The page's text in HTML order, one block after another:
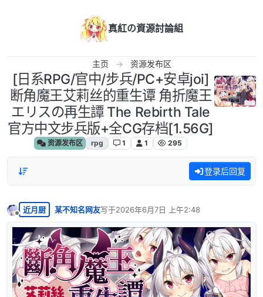
真紅の資源討論組
主页 资源发布区
[日系RPG/官中/步兵/PC+安卓joi]
断角魔王艾莉丝的重生谭 角折魔王
エリスの再生譚 The Rebirth Tale
官方中文步兵版+全CG存档[1.56G]
资源发布区 rpg 1 1 295
登录后回复
离线
近月厨 某不知名网友写于2026年6月7日 上午2:48
最后由 编辑